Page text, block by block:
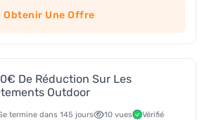
Obtenir Une Offre
De Réduction Sur Les
Outdoor
termine dans 145 jours 10 vues Vérifié